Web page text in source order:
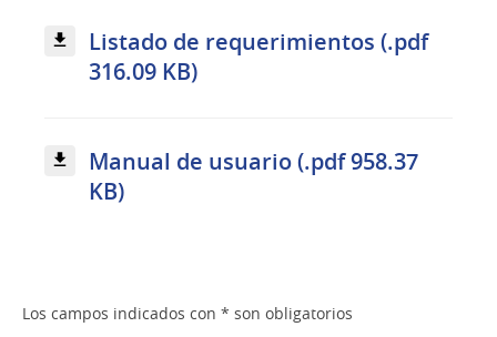
Listado de requerimientos (.pdf
316.09 KB)
Manual de usuario (.pdf 958.37
KB)
Los campos indicados con * son obligatorios